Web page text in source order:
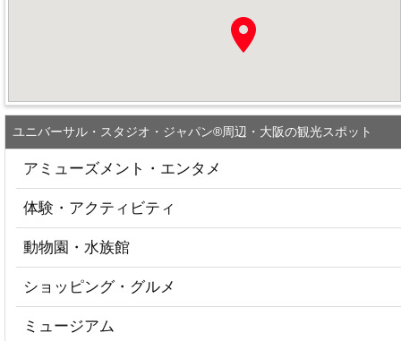
ユニバーサル・スタジオ・ジャパン®周辺・大阪の観光スポット
アミューズメント・エンタメ
体験・アクティビティ
動物園・水族館
ショッピング・グルメ
ミュージアム